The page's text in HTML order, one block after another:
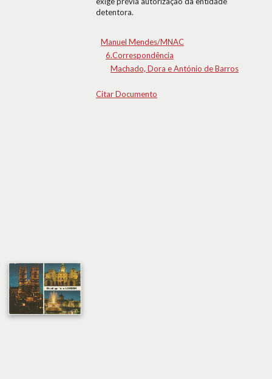
detentora.
Manuel Mendes/MNAC
6.Correspondência
Machado, Dora e António de Barros
Citar Documento